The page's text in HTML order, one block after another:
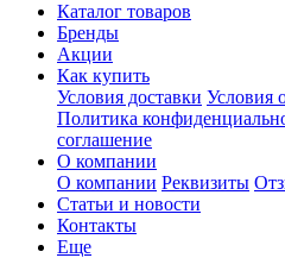
Каталог товаров
Бренды
Акции
Как купить
Условия доставки Условия
Политика
соглашение
О компании
О компании Реквизиты
Статьи и новости
Контакты
Еще